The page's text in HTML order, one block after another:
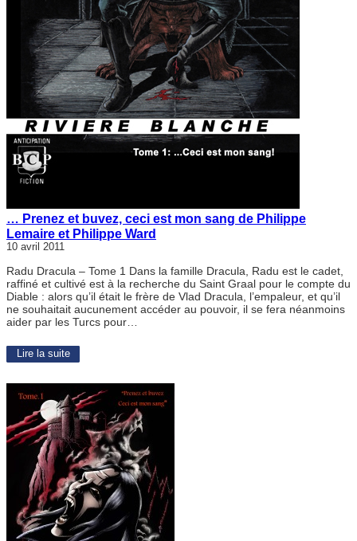
… Prenez et buvez, ceci est mon sang de Philippe
Lemaire et Philippe Ward
10 avril 2011
Radu Dracula – Tome 1 Dans la famille Dracula, Radu est le cadet,
raffiné et cultivé est à la recherche du Saint Graal pour le compte du
Diable : alors qu’il était le frère de Vlad Dracula, l’empaleur, et qu’il
ne souhaitait aucunement accéder au pouvoir, il se fera néanmoins
aider par les Turcs pour…
Lire la suite